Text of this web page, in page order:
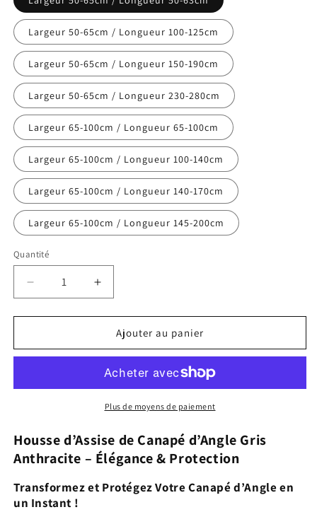
Largeur 50-65cm / Longueur 100-125cm
Largeur 50-65cm / Longueur 150-190cm
Largeur 50-65cm / Longueur 230-280cm
Largeur 65-100cm / Longueur 65-100cm
Largeur 65-100cm / Longueur 100-140cm
Largeur 65-100cm / Longueur 140-170cm
Largeur 65-100cm / Longueur 145-200cm
Quantité
Réduire
la
quantité
Housse
Canapé
Anthracite
Augmenter
la
quantité
Housse
de
Canapé
d&#39;Angle
Anthracite
Ajouter au panier
Plus de moyens de paiement
Housse d’Assise de Canapé d’Angle Gris
Anthracite – Élégance & Protection
Transformez et Protégez Votre Canapé d’Angle en
un Instant !